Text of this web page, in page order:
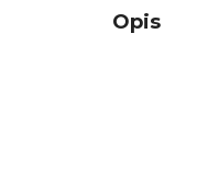
Opis